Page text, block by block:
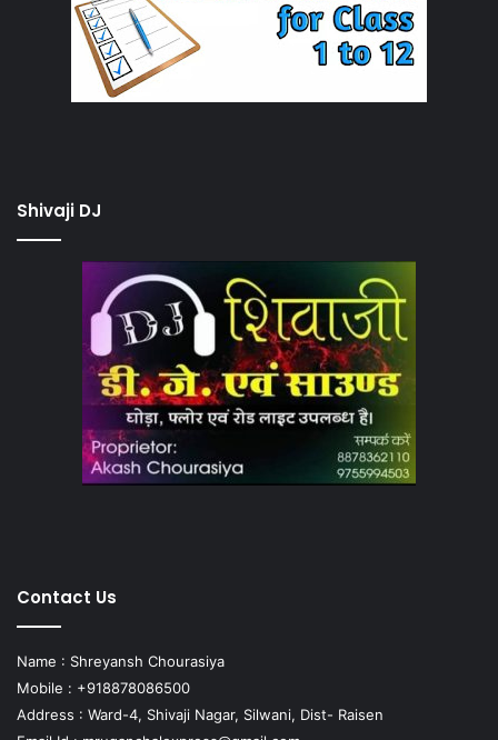
Shivaji DJ
Contact Us
Name : Shreyansh Chourasiya
Mobile : +918878086500
Address : Ward-4, Shivaji Nagar, Silwani, Dist- Raisen